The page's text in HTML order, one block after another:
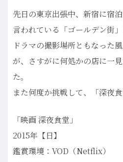
先日の東京出張中、新宿に宿
言われている「ゴールデン街
ドラマの撮影場所ともなった
が、さすがに何処かの店に一
た。
また何度か挑戦して、「深夜
「映画 深夜食堂」
2015年【日】
鑑賞環境：VOD（Netflix）